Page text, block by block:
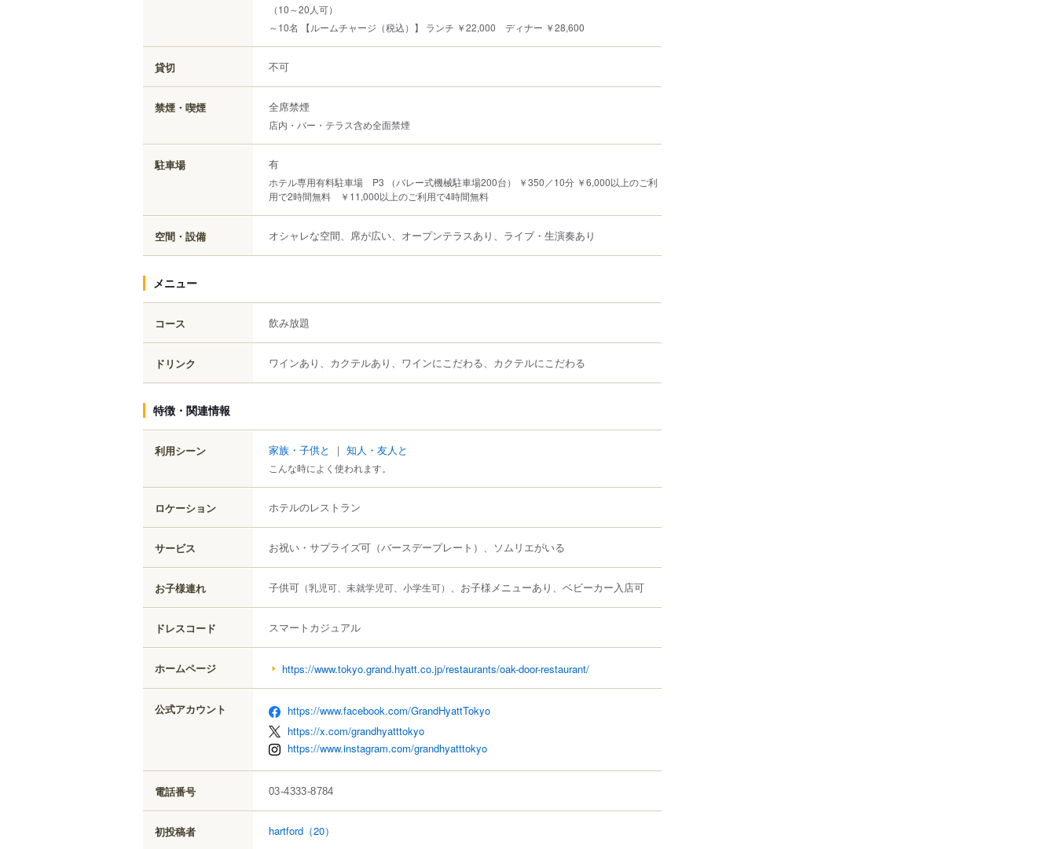
（10～20人可）
～10名 【ルームチャージ（税込）】 ランチ ￥22,000 ディナー ￥28,600
貸切 不可
禁煙・喫煙 全席禁煙
店内・バー・テラス含め全面禁煙
駐車場 有
ホテル専用有料駐車場 P3 （バレー式機械駐車場200台） ￥350／10分 ￥6,000以上のご利
用で2時間無料 ￥11,000以上のご利用で4時間無料
空間・設備 オシャレな空間、席が広い、オープンテラスあり、ライブ・生演奏あり
メニュー
コース 飲み放題
ドリンク ワインあり、カクテルあり、ワインにこだわる、カクテルにこだわる
特徴・関連情報
利用シーン 家族・子供と ｜ 知人・友人と
こんな時によく使われます。
ロケーション ホテルのレストラン
サービス お祝い・サプライズ可（バースデープレート）、ソムリエがいる
お子様連れ 子供可 （乳児可、未就学児可、小学生可） 、お子様メニューあり、ベビーカー入店可
ドレスコード スマートカジュアル
ホームページ https://www.tokyo.grand.hyatt.co.jp/restaurants/oak-door-restaurant/
公式アカウント
https://www.facebook.com/GrandHyattTokyo
https://x.com/grandhyatttokyo
https://www.instagram.com/grandhyatttokyo
電話番号 03-4333-8784
初投稿者 hartford （20）